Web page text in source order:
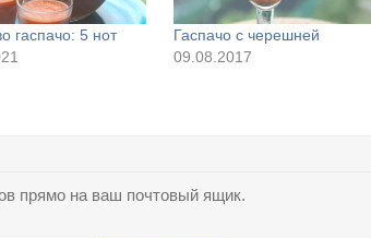
гаспачо: 5 нот
Гаспачо с черешней
09.08.2017
прямо на ваш почтовый ящик.